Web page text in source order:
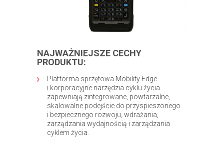
NAJWAŻNIEJSZE CECHY
PRODUKTU:
Platforma sprzętowa Mobility Edge
i korporacyjne narzędzia cyklu życia
zapewniają zintegrowane, powtarzalne,
skalowalne podejście do przyspieszonego
i bezpiecznego rozwoju, wdrażania,
zarządzania wydajnością i zarządzania
cyklem życia.